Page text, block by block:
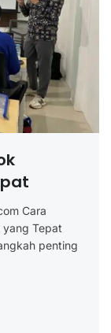
Cara
Tepat
penting